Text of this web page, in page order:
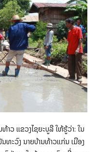
າວ ແຂວງໄຊຍະບູລີ ໃຫ້ຮູ້ວ່າ: ໃນ
ະວົງ ນາຍບ້ານທ້າວແກ່ນ ເມືອງ